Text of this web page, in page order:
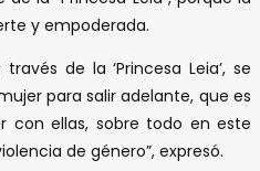
y empoderada.
de la ‘Princesa Leia’, se
para salir adelante, que es
con ellas, sobre todo en este
de género”, expresó.